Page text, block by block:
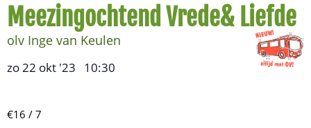
Meezingochtend Vrede& Liefde
olv Inge van Keulen
zo 22 okt '23 10:30
€16 / 7